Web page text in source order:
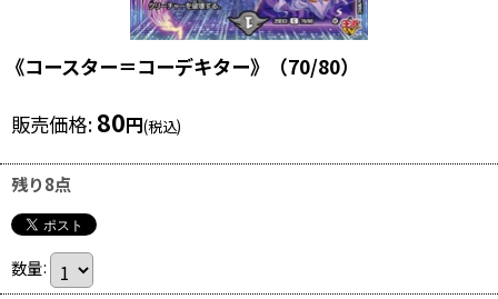
《コースター＝コーデキター》（70/80）
販売価格: 80円(税込)
残り8点
数量: